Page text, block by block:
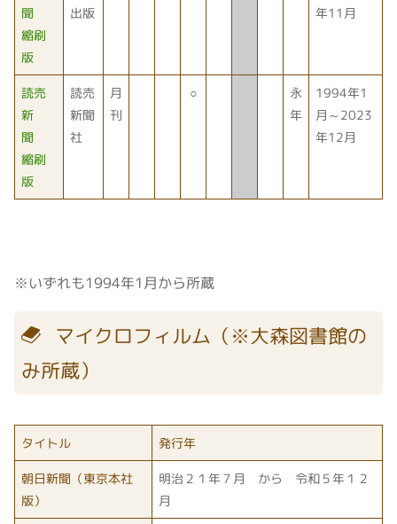
聞
縮刷
版
出版
年11月
読売
新
聞
縮刷
版
読売
新聞
社
月
刊
○
永
年
1994年1
月～2023
年12月
※いずれも1994年1月から所蔵
マイクロフィルム（※大森図書館の
み所蔵）
タイトル 発行年
朝日新聞（東京本社
版）
明治２１年７月 から 令和５年１２
月